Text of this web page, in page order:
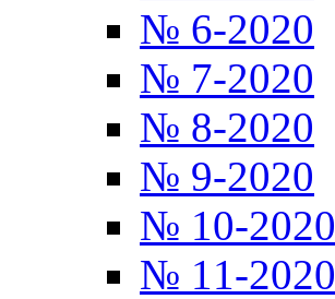
№ 6-2020
№ 7-2020
№ 8-2020
№ 9-2020
№ 10-2020
№ 11-2020